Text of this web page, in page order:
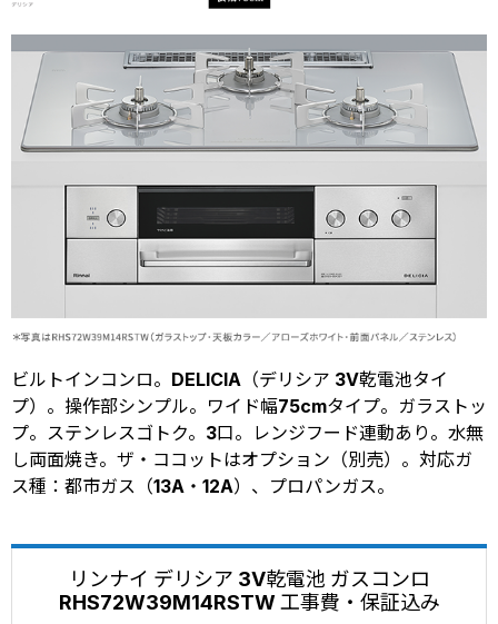
ビルトインコンロ。DELICIA（デリシア 3V乾電池タイ
プ）。操作部シンプル。ワイド幅75cmタイプ。ガラストッ
プ。ステンレスゴトク。3口。レンジフード連動あり。水無
し両面焼き。ザ・ココットはオプション（別売）。対応ガ
ス種：都市ガス（13A・12A）、プロパンガス。
リンナイ デリシア 3V乾電池 ガスコンロ
RHS72W39M14RSTW 工事費・保証込み